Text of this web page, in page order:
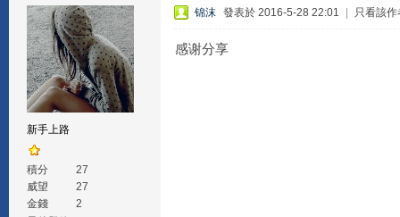
新手上路
積分
27
威望
27
金錢
2
锦沫 發表於 2016-5-28 22:01 只看該作
感谢分享